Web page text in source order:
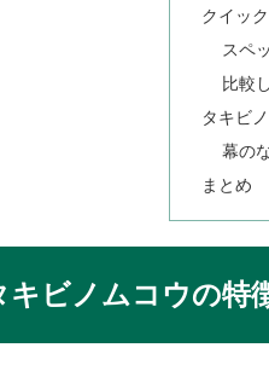
クイッ
スペ
比較
タキビ
幕の
まとめ
キビノムコウの特